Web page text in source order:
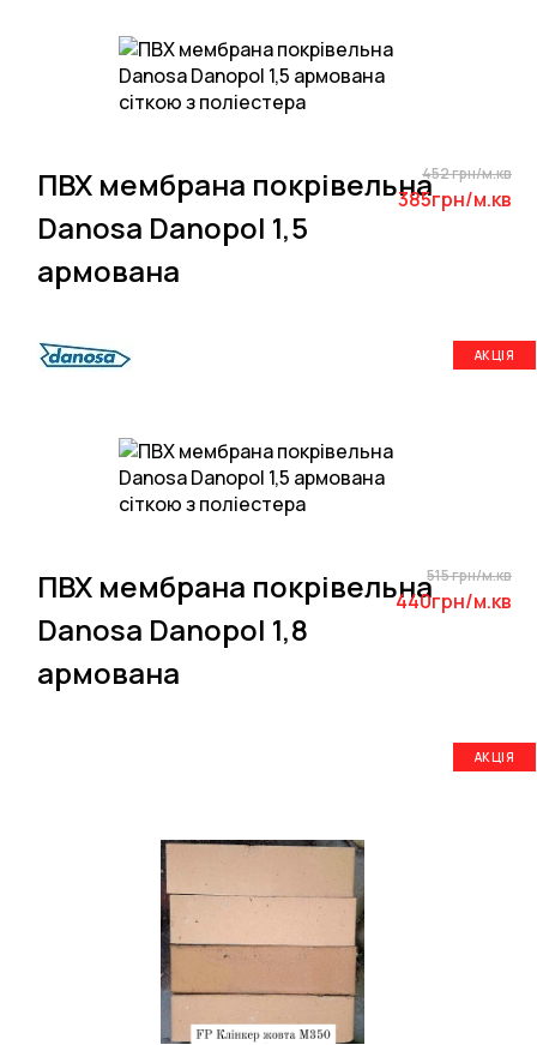
ПВХ мембрана покрівельна
Danosa Danopol 1,5
армована
452 грн/м.кв
385грн/м.кв
АКЦІЯ
ПВХ мембрана покрівельна
Danosa Danopol 1,8
армована
515 грн/м.кв
440грн/м.кв
АКЦІЯ